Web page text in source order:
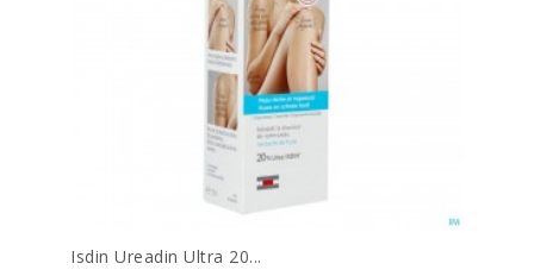
Isdin Ureadin Ultra 20...